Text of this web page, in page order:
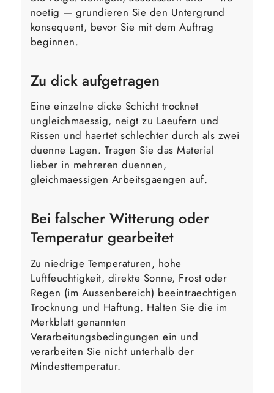
noetig — grundieren Sie den Untergrund
konsequent, bevor Sie mit dem Auftrag
beginnen.
Zu dick aufgetragen
Eine einzelne dicke Schicht trocknet
ungleichmaessig, neigt zu Laeufern und
Rissen und haertet schlechter durch als zwei
duenne Lagen. Tragen Sie das Material
lieber in mehreren duennen,
gleichmaessigen Arbeitsgaengen auf.
Bei falscher Witterung oder
Temperatur gearbeitet
Zu niedrige Temperaturen, hohe
Luftfeuchtigkeit, direkte Sonne, Frost oder
Regen (im Aussenbereich) beeintraechtigen
Trocknung und Haftung. Halten Sie die im
Merkblatt genannten
Verarbeitungsbedingungen ein und
verarbeiten Sie nicht unterhalb der
Mindesttemperatur.